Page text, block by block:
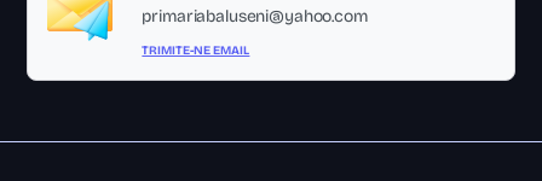
primariabaluseni@yahoo.com
TRIMITE-NE EMAIL